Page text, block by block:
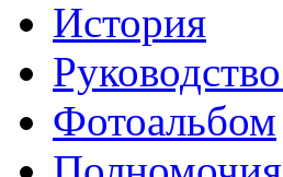
История
Фотоальбом